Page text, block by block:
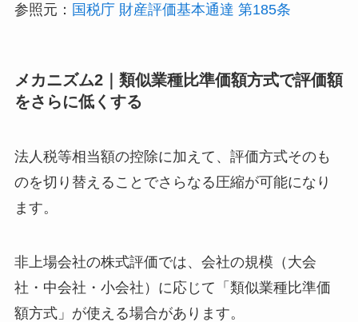
参照元： 国税庁 財産評価基本通達 第185条
メカニズム2｜類似業種比準価額方式で評価額
をさらに低くする
法人税等相当額の控除に加えて、評価方式そのも
のを切り替えることでさらなる圧縮が可能になり
ます。
非上場会社の株式評価では、会社の規模（大会
社・中会社・小会社）に応じて「類似業種比準価
額方式」が使える場合があります。